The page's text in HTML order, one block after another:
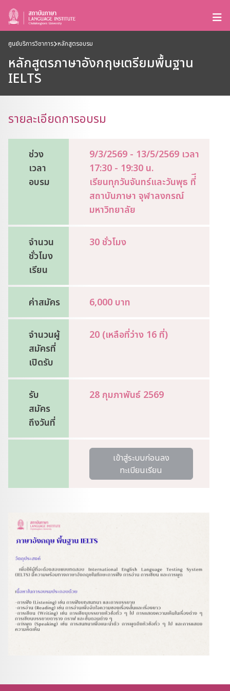
ศูนย์บริการวิชาการ หลักสูตรอบรม
หลักสูตรภาษาอังกฤษเตรียมพื้นฐาน
IELTS
รายละเอียดการอบรม
ช่วง
เวลา
อบรม
9/3/2569 - 13/5/2569 เวลา
17:30 - 19:30 น.
เรียนทุกวันจันทร์และวันพุธ ที่ี
สถาบันภาษา จุฬาลงกรณ์
มหาวิทยาลัย
จำนวน
ชั่วโมง
เรียน
30 ชั่วโมง
ค่าสมัคร 6,000 บาท
จำนวนผู้
สมัครที่
เปิดรับ
20 (เหลือที่ว่าง 16 ที่)
รับ
สมัคร
ถึงวันที่
28 กุมภาพันธ์ 2569
เข้าสู่ระบบก่อนลง
ทะเบียนเรียน